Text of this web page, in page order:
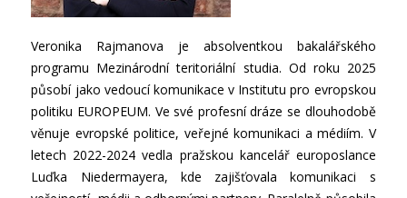
Veronika Rajmanova je absolventkou bakalářského
programu Mezinárodní teritoriální studia. Od roku 2025
působí jako vedoucí komunikace v Institutu pro evropskou
politiku EUROPEUM. Ve své profesní dráze se dlouhodobě
věnuje evropské politice, veřejné komunikaci a médiím. V
letech 2022-2024 vedla pražskou kancelář europoslance
Luďka Niedermayera, kde zajišťovala komunikaci s